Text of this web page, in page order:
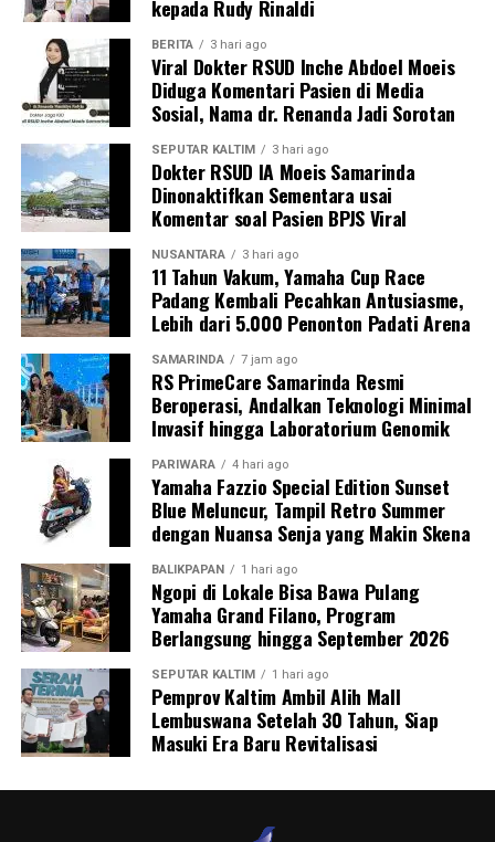
kepada Rudy Rinaldi
BERITA 3 hari ago
Viral Dokter RSUD Inche Abdoel Moeis
Diduga Komentari Pasien di Media
Sosial, Nama dr. Renanda Jadi Sorotan
SEPUTAR KALTIM 3 hari ago
Dokter RSUD IA Moeis Samarinda
Dinonaktifkan Sementara usai
Komentar soal Pasien BPJS Viral
NUSANTARA 3 hari ago
11 Tahun Vakum, Yamaha Cup Race
Padang Kembali Pecahkan Antusiasme,
Lebih dari 5.000 Penonton Padati Arena
SAMARINDA 7 jam ago
RS PrimeCare Samarinda Resmi
Beroperasi, Andalkan Teknologi Minimal
Invasif hingga Laboratorium Genomik
PARIWARA 4 hari ago
Yamaha Fazzio Special Edition Sunset
Blue Meluncur, Tampil Retro Summer
dengan Nuansa Senja yang Makin Skena
BALIKPAPAN 1 hari ago
Ngopi di Lokale Bisa Bawa Pulang
Yamaha Grand Filano, Program
Berlangsung hingga September 2026
SEPUTAR KALTIM 1 hari ago
Pemprov Kaltim Ambil Alih Mall
Lembuswana Setelah 30 Tahun, Siap
Masuki Era Baru Revitalisasi